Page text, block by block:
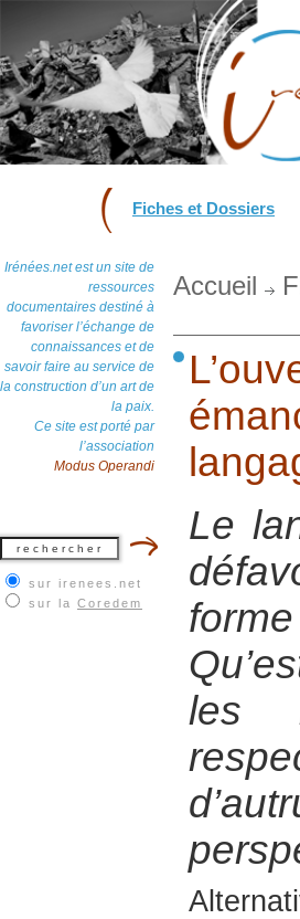
Fiches et Dossiers
Irénées.net est un site de
ressources
documentaires destiné à
favoriser l’échange de
connaissances et de
savoir faire au service de
la construction d’un art de
la paix.
Ce site est porté par
l’association
Modus Operandi
sur irenees.net
sur la Coredem
Accueil
Le
les